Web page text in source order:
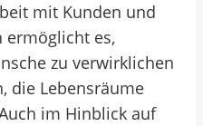
mit Kunden und
ermöglicht es,
zu verwirklichen
die Lebensräume
im Hinblick auf